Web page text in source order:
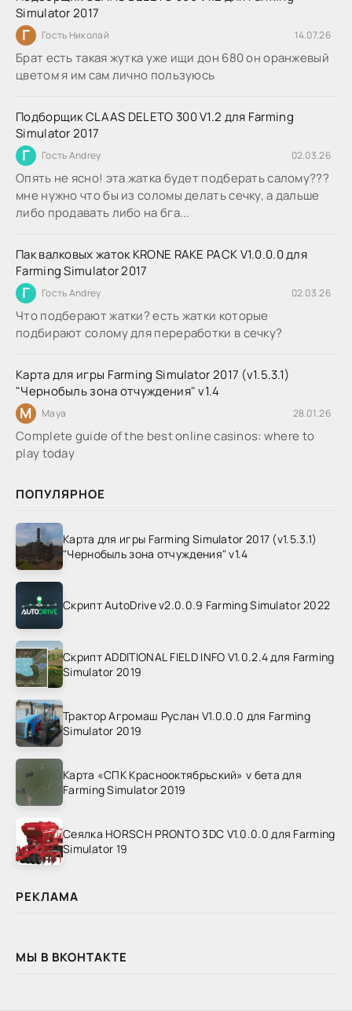
Simulator 2017
Г Гость Николай 14.07.26
Брат есть такая жутка уже ищи дон 680 он оранжевый
цветом я им сам лично пользуюсь
Подборщик CLAAS DELETO 300 V1.2 для Farming
Simulator 2017
Г Гость Andrey 02.03.26
Опять не ясно! эта жатка будет подберать салому???
мне нужно что бы из соломы делать сечку, а дальше
либо продавать либо на бга...
Пак валковых жаток KRONE RAKE PACK V1.0.0.0 для
Farming Simulator 2017
Г Гость Andrey 02.03.26
Что подберают жатки? есть жатки которые
подбирают солому для переработки в сечку?
Карта для игры Farming Simulator 2017 (v1.5.3.1)
"Чернобыль зона отчуждения" v1.4
M Maya 28.01.26
Complete guide of the best online casinos: where to
play today
ПОПУЛЯРНОЕ
Карта для игры Farming Simulator 2017 (v1.5.3.1)
"Чернобыль зона отчуждения" v1.4
Скрипт AutoDrive v2.0.0.9 Farming Simulator 2022
Скрипт ADDITIONAL FIELD INFO V1.0.2.4 для Farming
Simulator 2019
Трактор Агромаш Руслан V1.0.0.0 для Farming
Simulator 2019
Карта «СПК Краснооктябрьский» v бета для
Farming Simulator 2019
Сеялка HORSCH PRONTO 3DC V1.0.0.0 для Farming
Simulator 19
РЕКЛАМА
МЫ В ВКОНТАКТЕ